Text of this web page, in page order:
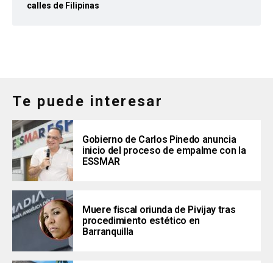
calles de Filipinas
Te puede interesar
Gobierno de Carlos Pinedo anuncia
inicio del proceso de empalme con la
ESSMAR
Muere fiscal oriunda de Pivijay tras
procedimiento estético en
Barranquilla